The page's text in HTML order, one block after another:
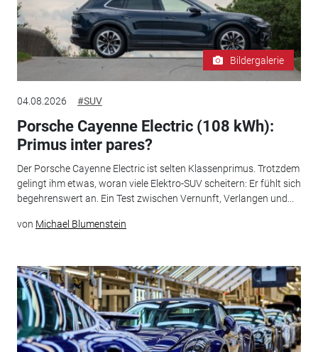
Bildergalerie
04.08.2026 #SUV
Porsche Cayenne Electric (108 kWh):
Primus inter pares?
Der Porsche Cayenne Electric ist selten Klassenprimus. Trotzdem
gelingt ihm etwas, woran viele Elektro-SUV scheitern: Er fühlt sich
begehrenswert an. Ein Test zwischen Vernunft, Verlangen und...
von Michael Blumenstein